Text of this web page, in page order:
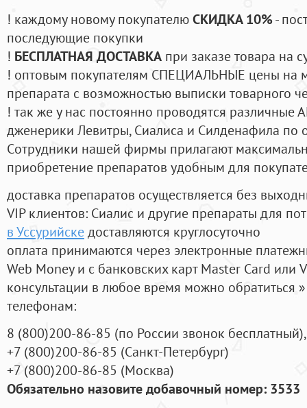
! каждому новому покупателюСКИДКА 10%-
последующие покупки
! БЕСПЛАТНАЯ ДОСТАВКА при заказе товара на
! оптовым покупателям СПЕЦИАЛЬНЫЕ цены на
препарата с возможностью выписки товарного
! так же у нас постоянно проводятся
дженерики Левитры, Сиалиса и Силденафила по
Cотрудники нашей фирмы прилагают
приобретение препаратов удобным для
доставка препаратов осуществляется без
VIP клиентов: Сиалис и другие препараты для
в Уссурийскедоставляются круглосуточно
оплата принимаются через электронные
Web Money и с банковских карт Master Card или
консультации в любое время можно обратиться
телефонам:
8 (800)200-86-85 (по России звонок бесплатный),
+7 (800)200-86-85 (Санкт-Петербург)
+7 (800)200-86-85 (Москва)
Обязательно назовите добавочный номер: 3533